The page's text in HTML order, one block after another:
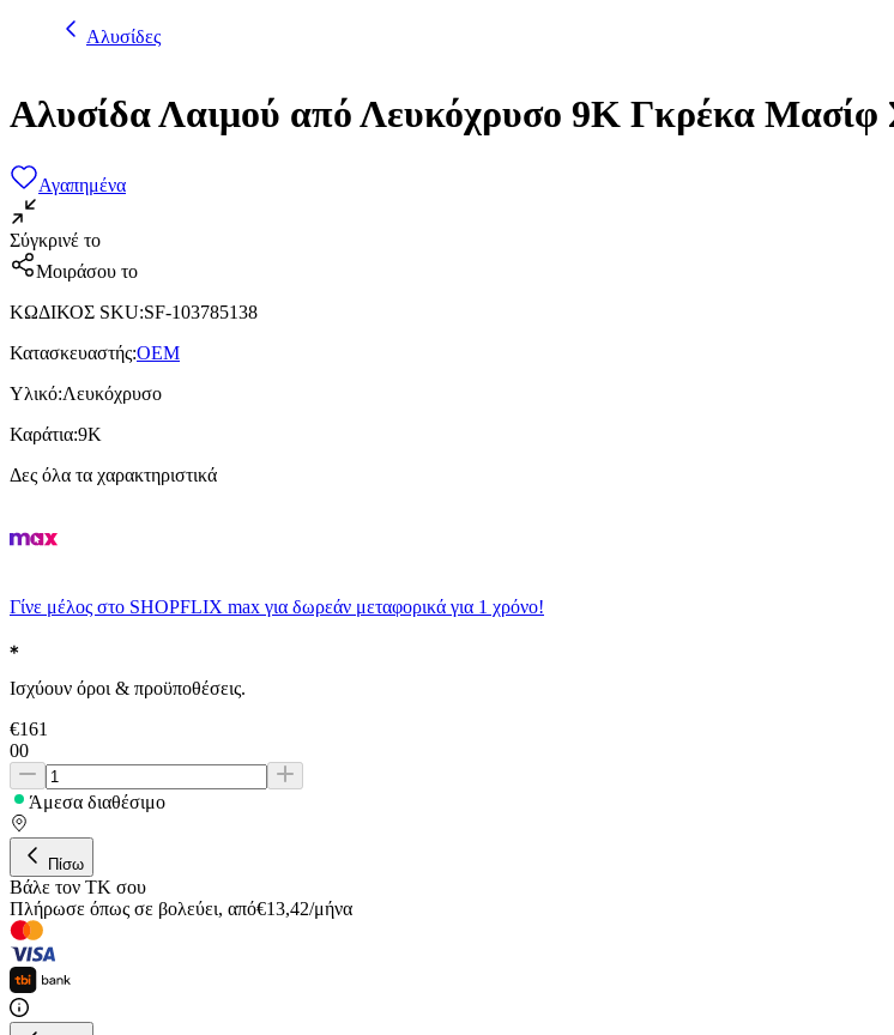
Αλυσίδες
Αλυσίδα Λαιμού από Λευκόχρυσο 9Κ Γκρέκα Μασίφ
Αγαπημένα
Σύγκρινέ το
Μοιράσου το
ΚΩΔΙΚΟΣ SKU:SF-103785138
Κατασκευαστής:OEM
Υλικό:Λευκόχρυσο
Καράτια:9Κ
Δες όλα τα χαρακτηριστικά
Γίνε μέλος στο SHOPFLIX max για δωρεάν μεταφορικά για 1 χρόνο!
Ισχύουν όροι & προϋποθέσεις.
€161
00
Άμεσα διαθέσιμο
Πίσω
Βάλε τον ΤΚ σου
Πλήρωσε όπως σε βολεύει, από€13,42/μήνα